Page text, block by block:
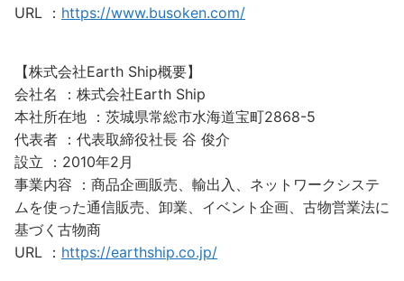
URL ： https://www.busoken.com/
【株式会社Earth Ship概要】
会社名 ：株式会社Earth Ship
本社所在地 ：茨城県常総市水海道宝町2868-5
代表者 ：代表取締役社長 谷 俊介
設立 ：2010年2月
事業内容 ：商品企画販売、輸出入、ネットワークシステ
ムを使った通信販売、卸業、イベント企画、古物営業法に
基づく古物商
URL ： https://earthship.co.jp/